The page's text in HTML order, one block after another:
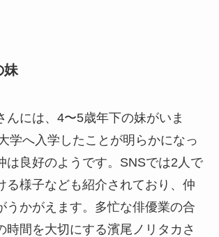
妹
んには、4〜5歳年下の妹がいま
学へ入学したことが明らかになっ
は良好のようです。SNSでは2人で
る様子なども紹介されており、仲
うかがえます。多忙な俳優業の合
時間を大切にする濱尾ノリタカさ